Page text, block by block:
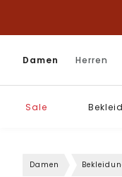
Damen Herren
Sale
Damen